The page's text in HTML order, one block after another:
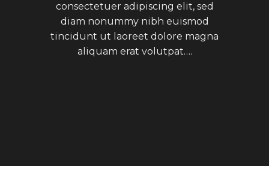
consectetuer adipiscing elit, sed
diam nonummy nibh euismod
tincidunt ut laoreet dolore magna
aliquam erat volutpat….